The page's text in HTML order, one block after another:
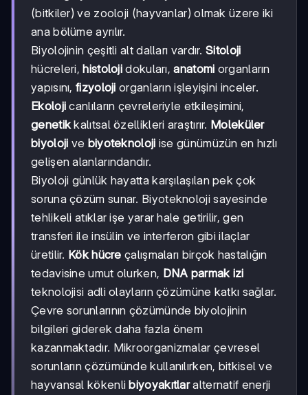
(bitkiler) ve zooloji (hayvanlar) olmak üzere iki
ana bölüme ayrılır.
Biyolojinin çeşitli alt dalları vardır. Sitoloji
hücreleri,histoloji dokuları,anatomi organların
yapısını, fizyoloji organların işleyişini inceler.
Ekoloji canlıların çevreleriyle etkileşimini,
genetik kalıtsal özellikleri araştırır. Moleküler
biyoloji ve biyoteknoloji ise günümüzün en hızlı
gelişen alanlarındandır.
Biyoloji günlük hayatta karşılaşılan pek çok
soruna çözüm sunar. Biyoteknoloji sayesinde
tehlikeli atıklar işe yarar hale getirilir, gen
transferi ile insülin ve interferon gibi ilaçlar
üretilir. Kök hücre çalışmaları birçok hastalığın
tedavisine umut olurken, DNA parmak izi
teknolojisi adli olayların çözümüne katkı sağlar.
Çevre sorunlarının çözümünde biyolojinin
bilgileri giderek daha fazla önem
kazanmaktadır. Mikroorganizmalar çevresel
sorunların çözümünde kullanılırken, bitkisel ve
hayvansal kökenlibiyoyakıtlaralternatif enerji